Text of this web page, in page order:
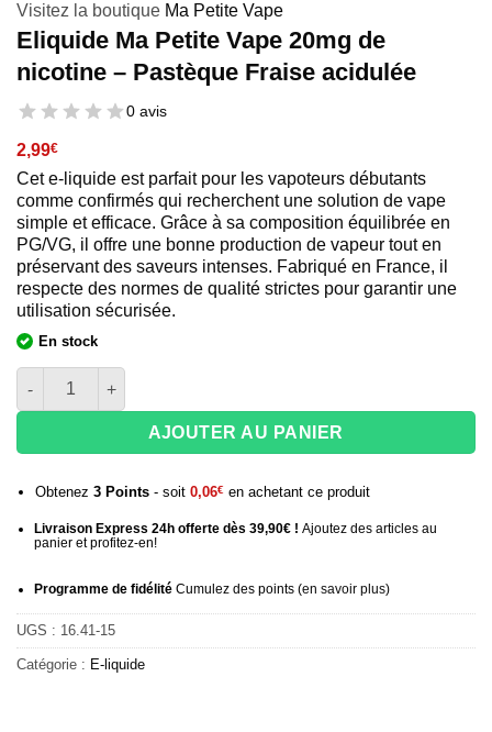
Visitez la boutique Ma Petite Vape
Eliquide Ma Petite Vape 20mg de
nicotine – Pastèque Fraise acidulée
0 avis
2,99€
Cet e-liquide est parfait pour les vapoteurs débutants
comme confirmés qui recherchent une solution de vape
simple et efficace. Grâce à sa composition équilibrée en
PG/VG, il offre une bonne production de vapeur tout en
préservant des saveurs intenses. Fabriqué en France, il
respecte des normes de qualité strictes pour garantir une
utilisation sécurisée.
En stock
quantité de Eliquide Ma Petite Vape 20mg de nicotine -
AJOUTER AU PANIER
Obtenez 3Points- soit 0,06€ en achetant ce produit
Livraison Express 24h offerte dès 39,90€ ! Ajoutez des articles au
panier et profitez-en!
Programme de fidélitéCumulez des points (en savoir plus)
UGS : 16.41-15
Catégorie : E-liquide